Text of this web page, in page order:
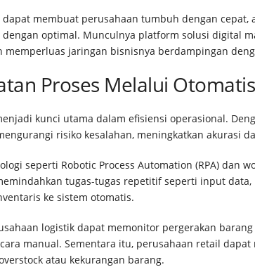
membuat perusahaan tumbuh dengan cepat,
optimal. Munculnya platform solusi digital
memperluas jaringan bisnisnya berdampingan
Proses Melalui
kunci utama dalam efisiensi operasional.
risiko kesalahan, meningkatkan akurasi
seperti Robotic Process Automation (RPA) dan
tugas-tugas repetitif seperti input data,
ke sistem otomatis.
logistik dapat memonitor pergerakan
manual. Sementara itu, perusahaan retail
atau kekurangan barang.